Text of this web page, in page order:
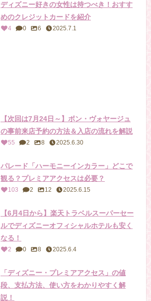
ディズニー好きの女性は持つべき！おすす
めのクレジットカードを紹介
4 0 6 2025.7.1
【次回は7月24日～】ボン・ヴォヤージュ
の事前来店予約の方法＆入店の流れを解説
55 2 8 2025.6.30
パレード「ハーモニーインカラー」どこで
観る？プレミアアクセスは必要？
103 2 12 2025.6.15
【6月4日から】楽天トラベルスーパーセー
ルでディズニーオフィシャルホテルも安く
なる！
2 0 8 2025.6.4
「ディズニー・プレミアアクセス」の値
段、支払方法、使い方をわかりやすく解
説！